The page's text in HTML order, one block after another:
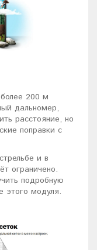
200 м
дальномер,
расстояние, но
поправки с
и в
ограничено.
подробную
этого модуля.